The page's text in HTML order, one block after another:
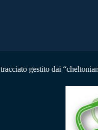
gestito dai